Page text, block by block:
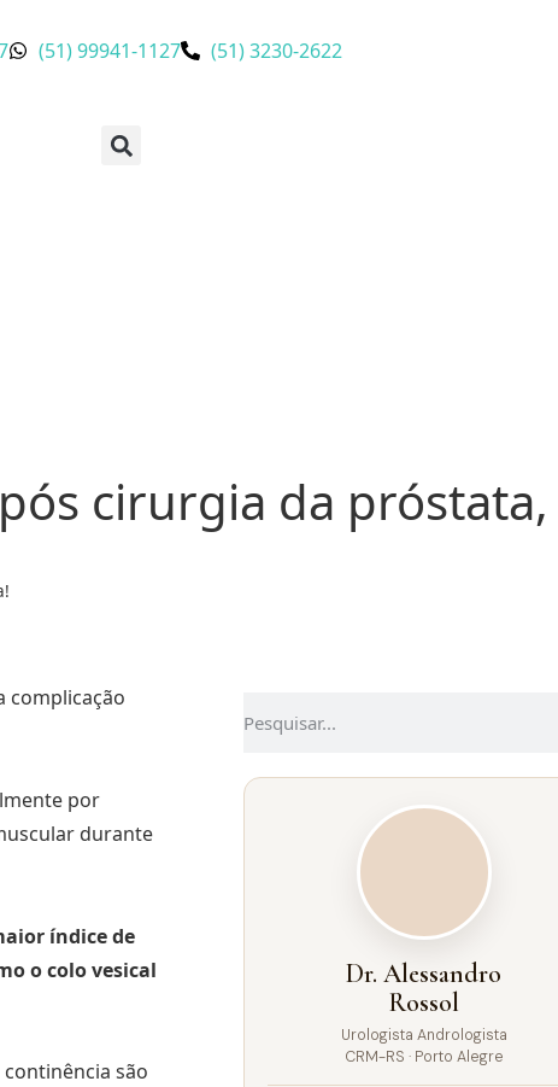
(51) 99941-1127 (51) 3230-2622
cirurgia da próstata,
complicação
por
durante
índice de
o colo vesical
são
Dr. Alessandro
Rossol
Urologista Andrologista
CRM-RS · Porto Alegre